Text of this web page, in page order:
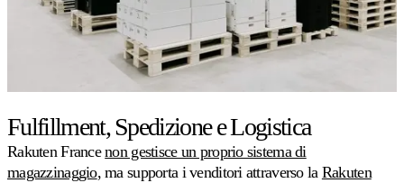
Fulfillment, Spedizione e Logistica
Rakuten Francenon gestisce un proprio sistema di
magazzinaggio, ma supporta i venditori attraverso la Rakuten